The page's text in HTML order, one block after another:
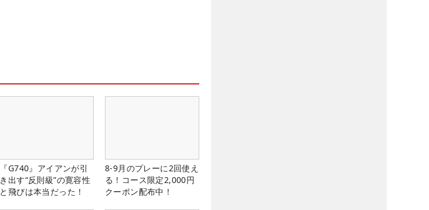
『G740』アイアンが引
き出す“反則級”の寛容性
と飛びは本当だった！
8-9月のプレーに2回使え
る！コース限定2,000円
クーポン配布中！